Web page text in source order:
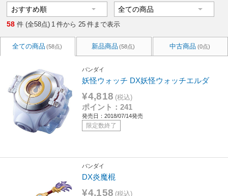
58 件 (全58点) 1 件から 25 件まで表示
全ての商品 (58点) 新品商品 (58点) 中古商品 (0点)
バンダイ
妖怪ウォッチ DX妖怪ウォッチエルダ
¥4,818 (税込)
ポイント：241
発売日：2018/07/14発売
限定数終了
バンダイ
DX炎魔棍
¥4,158 (税込)